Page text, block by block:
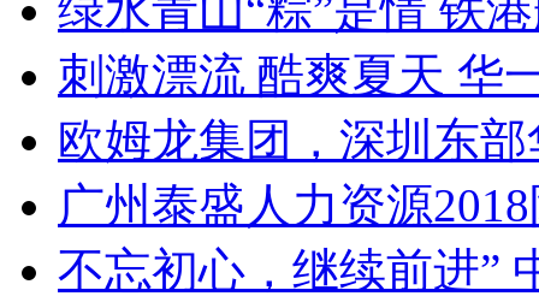
绿水青山“粽”是情 铁
刺激漂流 酷爽夏天 华
欧姆龙集团，深圳东
广州泰盛人力资源
不忘初心，继续前进”